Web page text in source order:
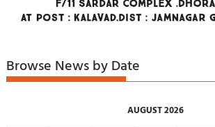
Browse News by Date
AUGUST 2026